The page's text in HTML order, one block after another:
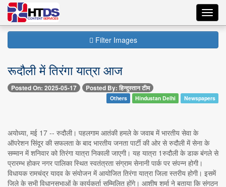
Filter Images
रूदौली में तिरंगा यात्रा आज
Posted On: 2025-05-17 Posted By: हिन्दुस्तान टीम
Others Hindustan Delhi Newspapers
अयोध्या, मई 17 -- रुदौली। पहलगाम आतंकी हमले के जवाब में भारतीय सेवा के
ऑपरेशन सिंदूर की सफलता के बाद भारतीय जनता पार्टी की ओर से रुदौली में सेना के
सम्मान में शनिवार को तिरंगा यात्रा निकाली जाएगी। यह यात्रा 1रुदौली के डाक बंगले से
प्रारम्भ होकर नगर पालिका स्थित स्वतंत्रता संग्राम सेनानी पार्क पर संपन्न होगी।
विधायक रामचंद्र यादव के संयोजन में आयोजित तिरंगा यात्रा जिला स्तरीय होगी। इसमें
जिले के सभी विधानसभाओं के कार्यकर्ता सम्मिलित होंगे। आशीष शर्मा ने बताया कि संगठन